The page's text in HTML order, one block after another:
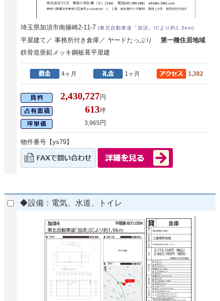
埼玉県加須市南篠崎2-11-7(東北自動車道「加須」ICより約1.3km)
平屋建て／ 事務所付き倉庫／ ヤードたっぷり第一種住居地域
鉄骨造亜鉛メッキ鋼板葺平屋建
4ヶ月 1ヶ月 1,382
2,430,727円
613坪
3,965円
物件番号【ys79】
◆設備：電気、水道、トイレ